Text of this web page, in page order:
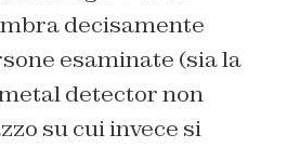
decisamente
esaminate (sia la
detector non
su cui invece si